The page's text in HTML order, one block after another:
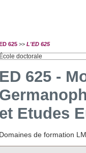
625>> L'ED 625
École doctorale
ED 625 -
et Etudes
Domaines de formation